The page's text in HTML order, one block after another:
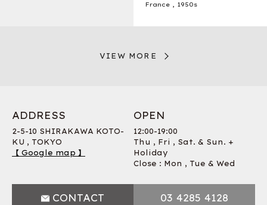
France , 1950s
VIEW MORE
ADDRESS
2-5-10 SHIRAKAWA KOTO-
KU , TOKYO
【 Google map 】
OPEN
12:00-19:00
Thu , Fri , Sat. & Sun. +
Holiday
Close : Mon , Tue & Wed
CONTACT 03 4285 4128